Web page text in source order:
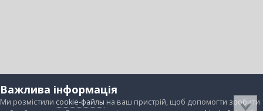
Важлива інформація
Ми розмістили cookie-файлы на ваш пристрій, щоб допомогти зробити